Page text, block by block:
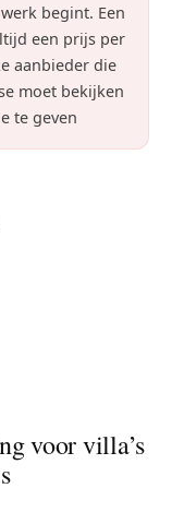
begint. Een
een prijs per
aanbieder die
moet bekijken
te geven
voor villa’s